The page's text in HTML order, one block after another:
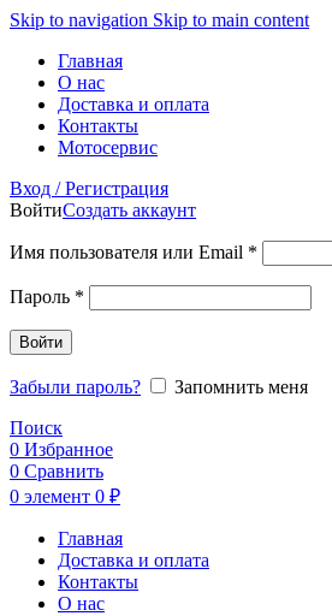
Skip to navigation Skip to main content
Главная
О нас
Доставка и оплата
Контакты
Мотосервис
Вход / Регистрация
ВойтиСоздать аккаунт
Имя пользователя или Email *
Пароль *
Войти
Забыли пароль?
Запомнить меня
Поиск
0 Избранное
0 Сравнить
0 элемент 0 ₽
Главная
Доставка и оплата
Контакты
О нас